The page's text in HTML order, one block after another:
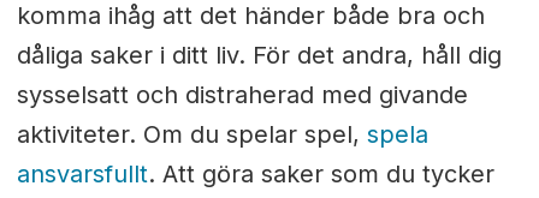
komma ihåg att det händer både bra och
dåliga saker i ditt liv. För det andra, håll dig
sysselsatt och distraherad med givande
aktiviteter. Om du spelar spel, spela
ansvarsfullt. Att göra saker som du tycker